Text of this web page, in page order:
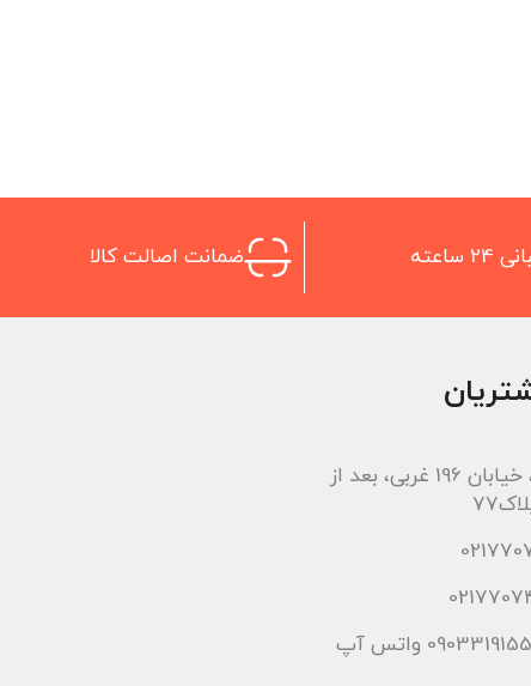
ساعته ضمانت اصالت کالا
اتوبان باقری، خیابان 196 غربی، بعد از